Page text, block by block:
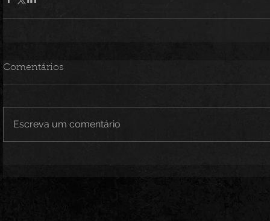
Comentários
Escreva um comentário